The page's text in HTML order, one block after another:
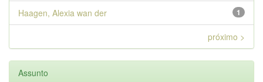
1
Haagen, Alexia wan der
próximo >
Assunto